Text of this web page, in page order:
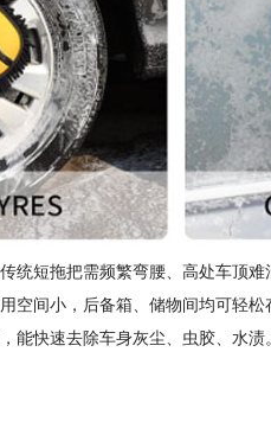
统短拖把需频繁弯腰、高处车顶
空间小，后备箱、储物间均可轻
能快速去除车身灰尘、虫胶、水渍。